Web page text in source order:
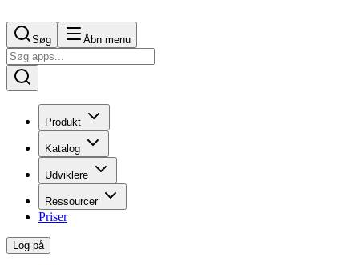
Søg Åbn menu
Produkt
Katalog
Udviklere
Ressourcer
Priser
Log på